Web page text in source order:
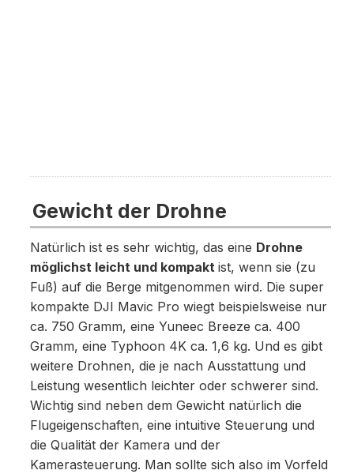
Gewicht der Drohne
Natürlich ist es sehr wichtig, das eine Drohne
möglichst leicht und kompakt ist, wenn sie (zu
Fuß) auf die Berge mitgenommen wird. Die super
kompakte DJI Mavic Pro wiegt beispielsweise nur
ca. 750 Gramm, eine Yuneec Breeze ca. 400
Gramm, eine Typhoon 4K ca. 1,6 kg. Und es gibt
weitere Drohnen, die je nach Ausstattung und
Leistung wesentlich leichter oder schwerer sind.
Wichtig sind neben dem Gewicht natürlich die
Flugeigenschaften, eine intuitive Steuerung und
die Qualität der Kamera und der
Kamerasteuerung. Man sollte sich also im Vorfeld